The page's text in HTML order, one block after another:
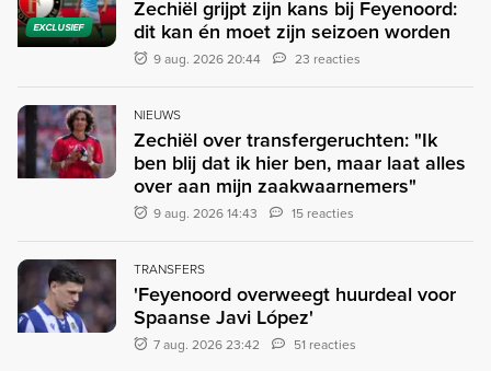
EXCLUSIEF
Zechiël grijpt zijn kans bij Feyenoord:
dit kan én moet zijn seizoen worden
9 aug. 2026 20:44 23 reacties
NIEUWS
Zechiël over transfergeruchten: "Ik
ben blij dat ik hier ben, maar laat alles
over aan mijn zaakwaarnemers"
9 aug. 2026 14:43 15 reacties
TRANSFERS
'Feyenoord overweegt huurdeal voor
Spaanse Javi López'
7 aug. 2026 23:42 51 reacties